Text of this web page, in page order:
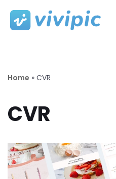
コ
ツ
キ
プ
Home » CVR
CVR